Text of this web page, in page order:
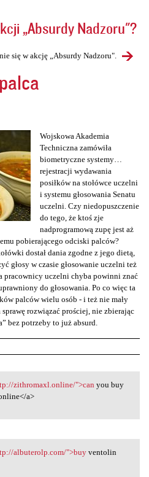
„Absurdy Nadzoru"?
się w akcję „Absurdy Nadzoru".
Wojskowa Akademia
Techniczna zamówiła
biometryczne systemy…
rejestracji wydawania
posiłków na stołówce uczelni
i systemu głosowania Senatu
uczelni. Czy niedopuszczenie
do tego, że ktoś zje
nadprogramową zupę jest aż
pobierającego odciski palców?
dostał dania zgodne z jego dietą,
głosy w czasie głosowanie uczelni też
pracownicy uczelni chyba powinni znać
do głosowania. Po co więc ta
palców wielu osób - i też nie mały
rozwiązać prościej, nie zbierając
bez potrzeby to już absurd.
zithromaxl
zithromaxl.online/">can you buy
a>
albuterolp
albuterolp.com/">buyventolin